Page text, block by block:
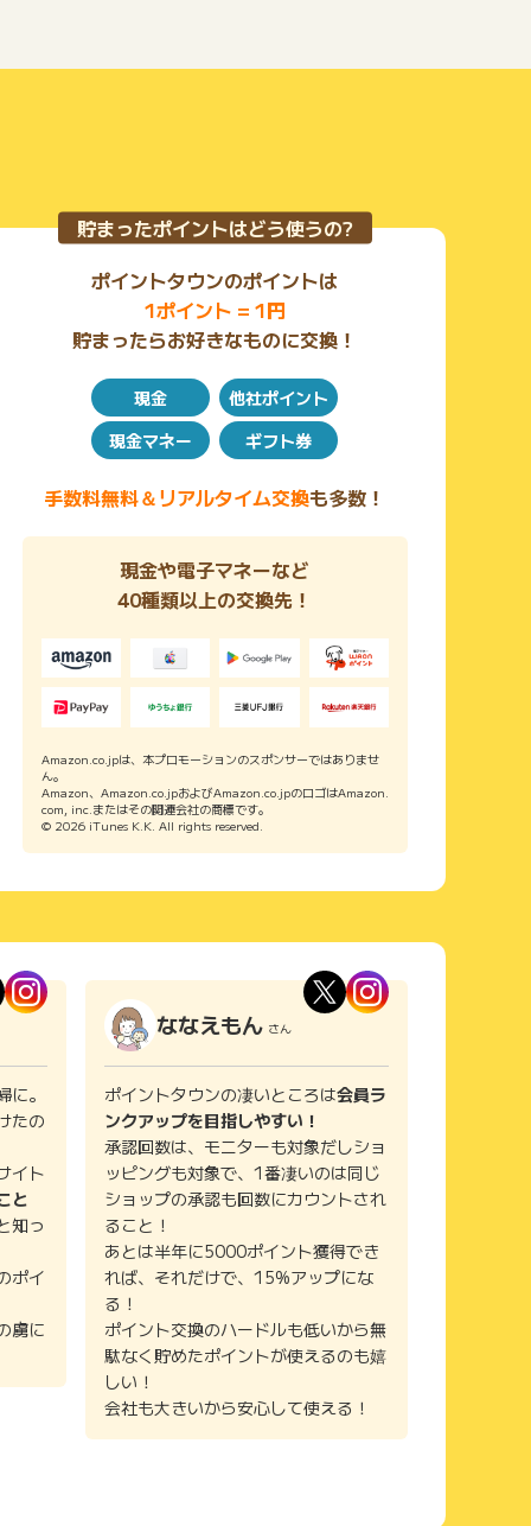
貯まったポイントはどう使うの?
ポイントタウンのポイントは
1ポイント = 1円
貯まったらお好きなものに交換！
現金
他社ポイント
現金マネー
ギフト券
手数料無料＆リアルタイム交換も多数！
現金や電子マネーなど
40種類以上の交換先！
Amazon.co.jpは、本プロモーションのスポンサーではありませ
ん。
Amazon、Amazon.co.jpおよびAmazon.co.jpのロゴはAmazon.
com, inc.またはその関連会社の商標です。
© 2026 iTunes K.K. All rights reserved.
。
たの
イト
と
知っ
ポイ
虜に
ななえもん さん
ポイントタウンの凄いところは会員ラ
ンクアップを目指しやすい！
承認回数は、モニターも対象だしショ
ッピングも対象で、1番凄いのは同じ
ショップの承認も回数にカウントされ
ること！
あとは半年に5000ポイント獲得でき
れば、それだけで、15%アップにな
る！
ポイント交換のハードルも低いから無
駄なく貯めたポイントが使えるのも嬉
しい！
会社も大きいから安心して使える！